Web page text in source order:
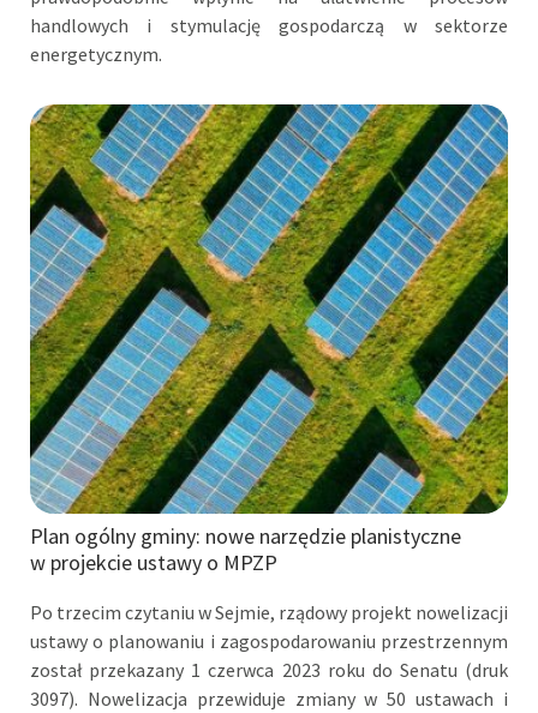
handlowych i stymulację gospodarczą w sektorze
energetycznym.
Plan ogólny gminy: nowe narzędzie planistyczne
w projekcie ustawy o MPZP
Po trzecim czytaniu w Sejmie, rządowy projekt nowelizacji
ustawy o planowaniu i zagospodarowaniu przestrzennym
został przekazany 1 czerwca 2023 roku do Senatu (druk
3097). Nowelizacja przewiduje zmiany w 50 ustawach i